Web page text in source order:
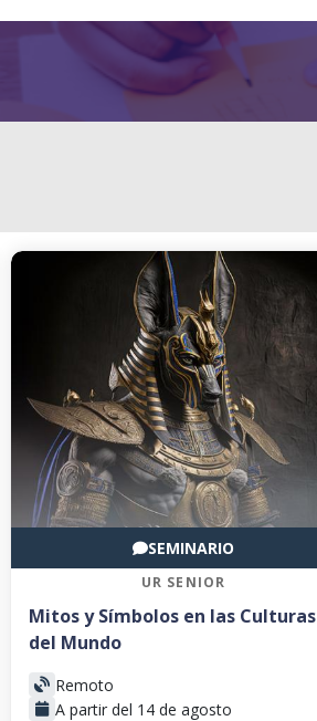
SEMINARIO
UR SENIOR
Mitos y Símbolos en las Culturas
del Mundo
Remoto
A partir del 14 de agosto